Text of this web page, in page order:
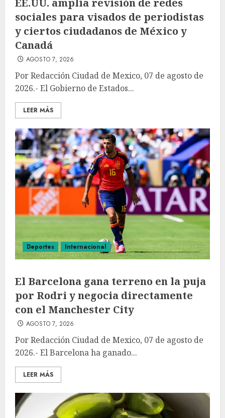
EE.UU. amplía revisión de redes
sociales para visados de periodistas
y ciertos ciudadanos de México y
Canadá
AGOSTO 7, 2026
Por Redacción Ciudad de Mexico, 07 de agosto de
2026.- El Gobierno de Estados...
LEER MÁS
Deportes Internacional
El Barcelona gana terreno en la puja
por Rodri y negocia directamente
con el Manchester City
AGOSTO 7, 2026
Por Redacción Ciudad de Mexico, 07 de agosto de
2026.- El Barcelona ha ganado...
LEER MÁS